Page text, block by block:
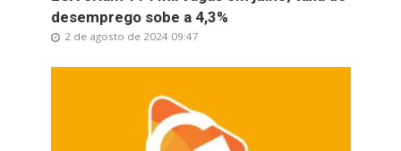
desemprego sobe a 4,3%
2 de agosto de 2024 09:47